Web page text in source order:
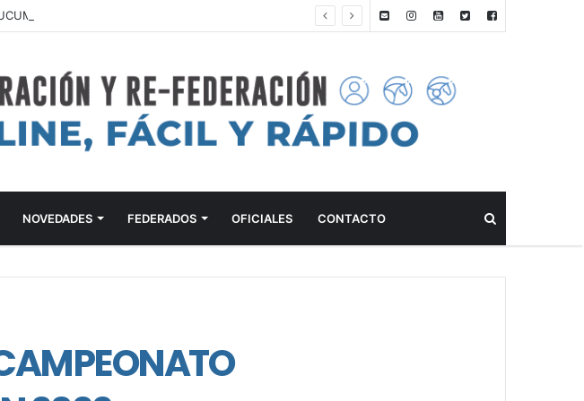
– 22 Y 23 DE AGOSTO DE 2026
NOVEDADES FEDERADOS OFICIALES CONTACTO